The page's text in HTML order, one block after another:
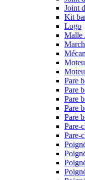
Joint
Kit
Logo
Malle
Pare
Pare
Pare
Pare
Pare
Pare-
Pare-